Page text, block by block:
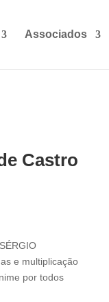
Associados
Castro
e multiplicação
por todos